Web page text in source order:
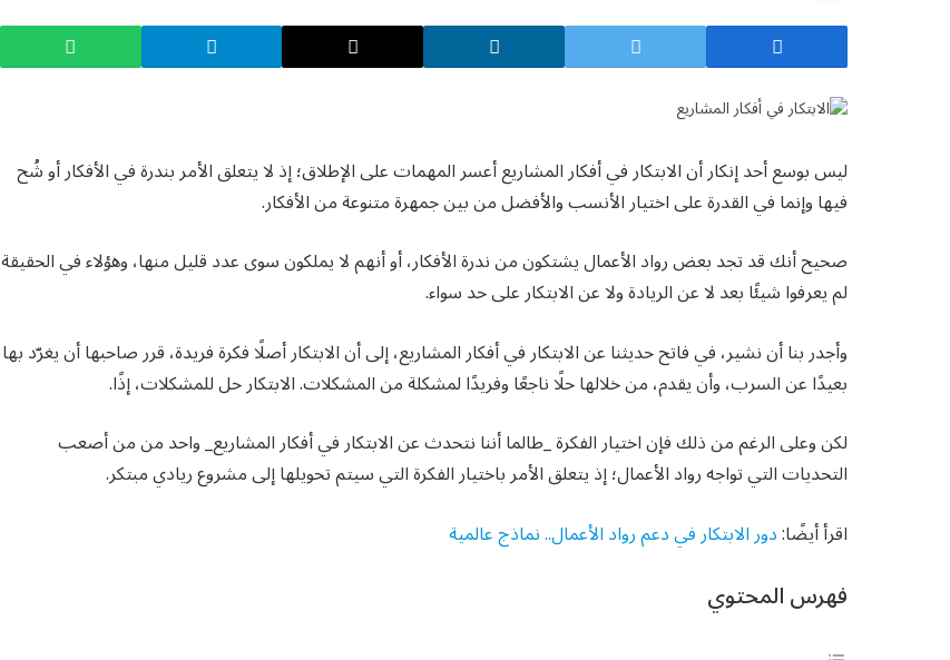
ليس بوسع أحد إنكار أن الابتكار في أفكار المشاريع أعسر المهمات على الإطلاق؛ إذ لا يتعلق الأمر بندرة في الأفكار أو شُح
فيها وإنما في القدرة على اختيار الأنسب والأفضل من بين جمهرة متنوعة من الأفكار.
صحيح أنك قد تجد بعض رواد الأعمال يشتكون من ندرة الأفكار، أو أنهم لا يملكون سوى عدد قليل منها، وهؤلاء في الحقيقة
لم يعرفوا شيئًا بعد لا عن الريادة ولا عن الابتكار على حد سواء.
وأجدر بنا أن نشير، في فاتح حديثنا عن الابتكار في أفكار المشاريع، إلى أن الابتكار أصلًا فكرة فريدة، قرر صاحبها أن يغرّد بها
بعيدًا عن السرب، وأن يقدم، من خلالها حلًا ناجعًا وفريدًا لمشكلة من المشكلات. الابتكار حل للمشكلات، إذًا.
لكن وعلى الرغم من ذلك فإن اختيار الفكرة _طالما أننا نتحدث عن الابتكار في أفكار المشاريع_ واحد من من أصعب
التحديات التي تواجه رواد الأعمال؛ إذ يتعلق الأمر باختيار الفكرة التي سيتم تحويلها إلى مشروع ريادي مبتكر.
اقرأ أيضًا:دور الابتكار في دعم رواد الأعمال.. نماذج عالمية
فهرس المحتوي